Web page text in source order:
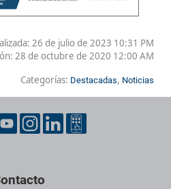
26 de julio de 2023 10:31 PM
28 de octubre de 2020 12:00 AM
Categorías: Destacadas, Noticias